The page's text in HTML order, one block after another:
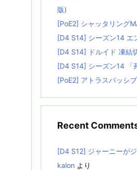
版)
[PoE2] シャッタリング
[D4 S14] シーズン14 エ
[D4 S14] ドルイド 凍結
[D4 S14] シーズン14 「
[PoE2] アトラスパッシ
Recent
[D4 S12] ジャーニーが
kalon より